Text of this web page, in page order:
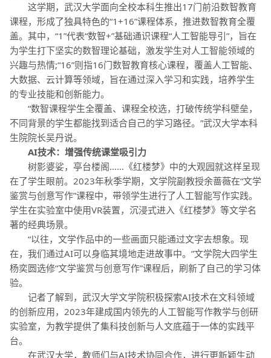
这学期，武汉大学面向全校本科生推出17门前沿数智教育
课程，形成了独具特色的“1+16”课程体系，推进数智教育全覆
盖。其中，“1”代表“数智+”基础通识课程“人工智能导引”，旨在
为学生打下坚实的数智理论基础，激发学生对人工智能领域的
兴趣与热情;“16”则指16门数智教育核心课程，覆盖人工智能、
大数据、云计算等领域，旨在通过深入学习和实践，培养学生
的专业技能和创新能力。
“数智课程学生全覆盖、课程全校选，打破传统学科壁垒，
不同背景的学生都能找到适合自己的学习路径。”武汉大学本科
生院院长吴丹说。
AI技术：增强传统课堂吸引力
树影婆娑，亭台楼阁……《红楼梦》中的大观园就这样呈现
在了学生眼前。2023年秋季学期，文学院副教授余蔷薇在“文学
鉴赏与创意写作”课程中，带领学生进行了人工智能写作实践。
学生在实验室中使用VR装置，沉浸式进入《红楼梦》等文学名
著的经典场景。
“以往，文学作品中的一些画面只能通过文字去想象。现
在，我们通过AI可以身临其境地走进故事中。”文学院大四学生
杨奕圆选修“文学鉴赏与创意写作”课程后，刷新了自己的学习体
验。
记者了解到，武汉大学文学院积极探索AI技术在文科领域
的创新应用，2023年建成国内领先的人工智能写作教学与创研
实验室，为教学提供了集科技创新与人文底蕴于一体的实践平
台。
在武汉大学，教师们与AI技术协同合作，进行更新颖生动